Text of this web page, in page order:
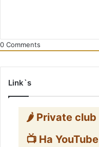
0 Comments
Link`s
🌶️ Private club
📺 На YouTube